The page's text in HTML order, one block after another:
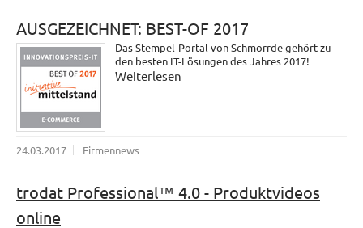
AUSGEZEICHNET: BEST-OF 2017
Das Stempel-Portal von Schmorrde gehört zu
den besten IT-Lösungen des Jahres 2017!
Weiterlesen
24.03.2017 Firmennews
trodat Professional™ 4.0 - Produktvideos
online